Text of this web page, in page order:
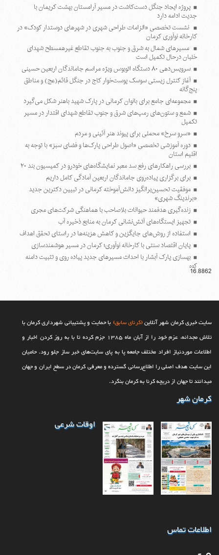
پروژه ایجاد جنگل دست‌کاشت در مسیر آرامستان بهشت کریمان با
جدیت ادامه دارد
نشست تخصصی «الزامات طراحی شهری در شهرهای دوستدار کودک» در
کارخانه نوآوری کرمان
مسیرهای شمال به شرق و جنوب به جنوب تقاطع غیرهمسطح شهدای
خلبان درحال تکمیل است
سرویس‌دهی ۸۰ دستگاه اتوبوس ویژه مراسم جاماندگان اربعین حسینی
آغاز کنترل زیستی سوسک پوست‌خوار کاج در جنگل قائم(عج) و مناطق
پنج‌گانه
مجموعه‌ای جامع برای بانوان کرمانی در پارک شهید باهنر شکل می‌گیرد
شمع و ستون‌های رمپ‌های شرق و جنوب تقاطع شهدای اقتدار در مسیر
تکمیل
«سرو سرخ» محملی برای پیوند هنر آئینی و مردم
دوره آموزشی تخصصی «اصول طراحی پارک‌ها و فضای سبز» با توجه به
اقلیم استان
بررسی راهکارهای رفع سد معبر نمایشگاه‌های خودرو در کمیسیون بند ۲۰
برای برگزاری پیاده‌روی جاماندگان اربعین آمادگی کامل داریم
موفقیت تحسین‌برانگیز دانش‌آموخته کرمانی در تبیین دکترین جدید
«برندینگ شهری»
زنده‌گیری هدفمند حیوانات بلاصاحب با هماهنگی شرکت‌های مجری
تجهیز ایستگاه‌های آتش‌نشانی کرمان به منابع ذخیره آب
استفاده از روش‌های جایگزین و کاهش هزینه‌ها در راستای تحقق اهداف
پایان اقتصاد سنتی با کارخانه نوآوری؛ کرمان در مسیر هوشمندسازی
بهسازی پارک آبشار با احداث مسیرهای جدید پیاده روی و تثبیت دامنه
کوه
16.8862
سایت خبری کرمان شهر آنلاین(کرنای سابق) با حمایت و پشتیبانی شهرداری کرمان با
تلاش مجدانه، عزم خود را از آبان ماه 1385 جزم کرده تا با به روز کردن اخبار و
اطلاعات موردنیاز افراد مختلف جامعه پا به پای سایت‌های خبر ساز جلو رود. حامیان
این سایت هدف اصلی را اطلاع‌رسانی گسترده و معرفی کرمان در سطح ایران و جهان
می‎‏دانند تا جهان از دریچه کرنا به کرمان بنگرد.
کرمان شهر
اوقات شرعی
اطلاعات تماس